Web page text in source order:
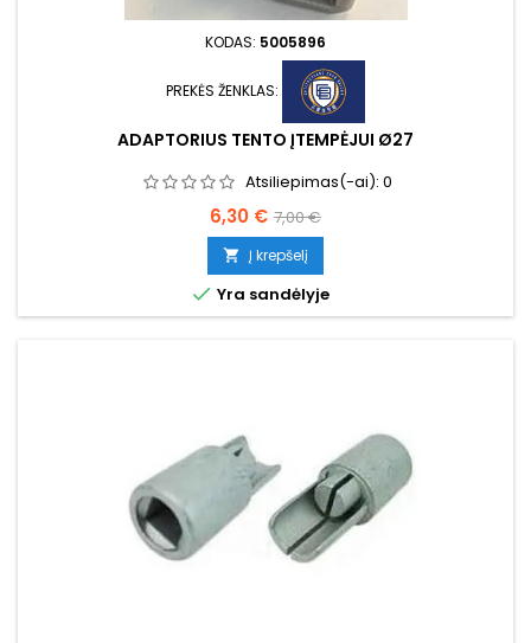
KODAS: 5005896
PREKĖS ŽENKLAS:
ADAPTORIUS TENTO ĮTEMPĖJUI Ø27
Atsiliepimas(-ai): 0
Kaina
6,30 € Bazinė
kaina
7,00 €
 Į krepšelį
 Yra sandėlyje